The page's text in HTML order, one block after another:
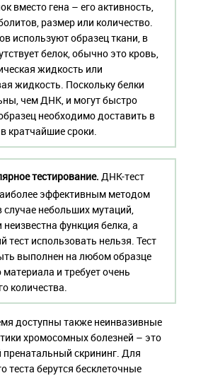
вместо гена – его активность,
размер или количество.
используют образец ткани, в
белок, обычно это кровь,
жидкость или
жидкость. Поскольку белки
чем ДНК, и могут быстро
необходимо доставить в
кратчайшие сроки.
тестирование. ДНК-тест
эффективным методом
случае небольших мутаций,
неизвестна функция белка, а
тест использовать нельзя. Тест
выполнен на любом образце
материала и требует очень
количества.
доступны также неинвазивные
хромосомных болезней – это
скрининг. Для
теста берутся бесклеточные